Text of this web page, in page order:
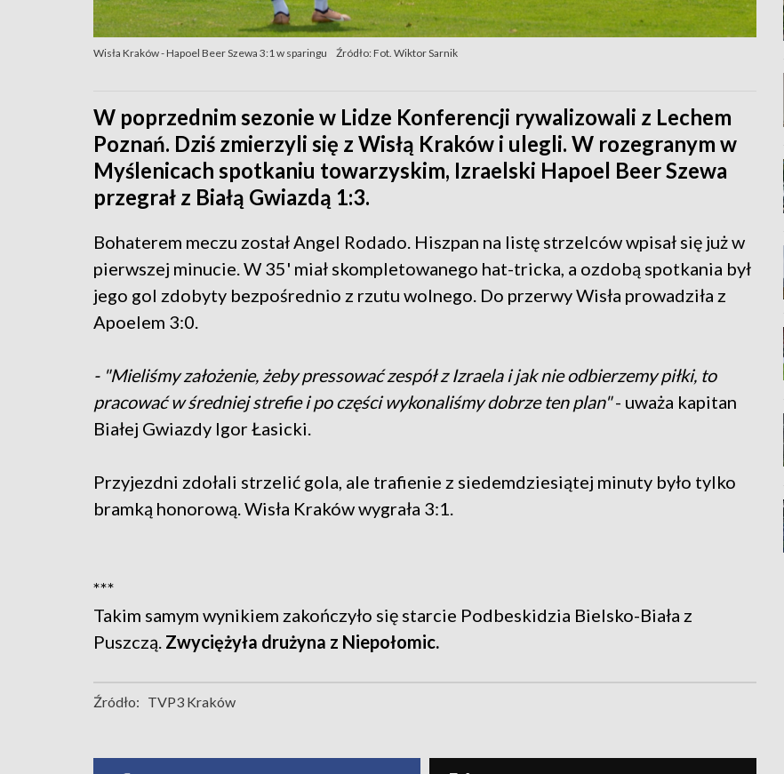
Wisła Kraków - Hapoel Beer Szewa 3:1 w sparingu Źródło: Fot. Wiktor Sarnik
W poprzednim sezonie w Lidze Konferencji rywalizowali z Lechem
Poznań. Dziś zmierzyli się z Wisłą Kraków i ulegli. W rozegranym w
Myślenicach spotkaniu towarzyskim, Izraelski Hapoel Beer Szewa
przegrał z Białą Gwiazdą 1:3.
Bohaterem meczu został Angel Rodado. Hiszpan na listę strzelców wpisał się już w
pierwszej minucie. W 35' miał skompletowanego hat-tricka, a ozdobą spotkania był
jego gol zdobyty bezpośrednio z rzutu wolnego. Do przerwy Wisła prowadziła z
Apoelem 3:0.
- "Mieliśmy założenie, żeby pressować zespół z Izraela i jak nie odbierzemy piłki, to
pracować w średniej strefie i po części wykonaliśmy dobrze ten plan"- uważa kapitan
Białej Gwiazdy Igor Łasicki.
Przyjezdni zdołali strzelić gola, ale trafienie z siedemdziesiątej minuty było tylko
bramką honorową. Wisła Kraków wygrała 3:1.
***
Takim samym wynikiem zakończyło się starcie Podbeskidzia Bielsko-Biała z
Puszczą. Zwyciężyła drużyna z Niepołomic.
Źródło: TVP3 Kraków